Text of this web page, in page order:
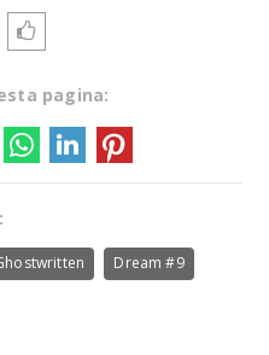
pagina:
Dream #9